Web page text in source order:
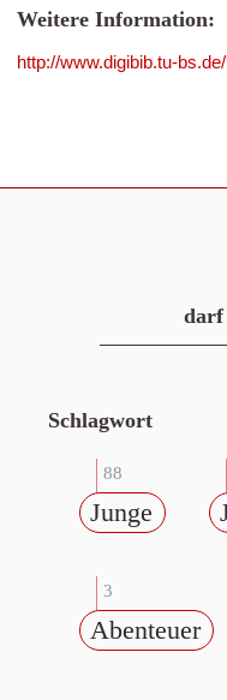
Weitere Information:
http://www.digibib.tu-
darf
Schlagwort
88
Junge
3
Abenteuer